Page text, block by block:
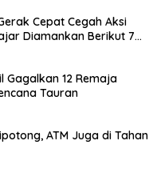
Cepat Cegah Aksi
Diamankan Berikut 7
Gagalkan 12 Remaja
Tauran
ATM Juga di Tahan